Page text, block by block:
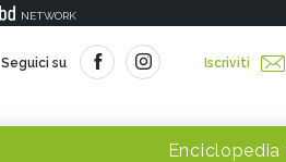
NETWORK
Seguici su Iscriviti
Enciclopedia